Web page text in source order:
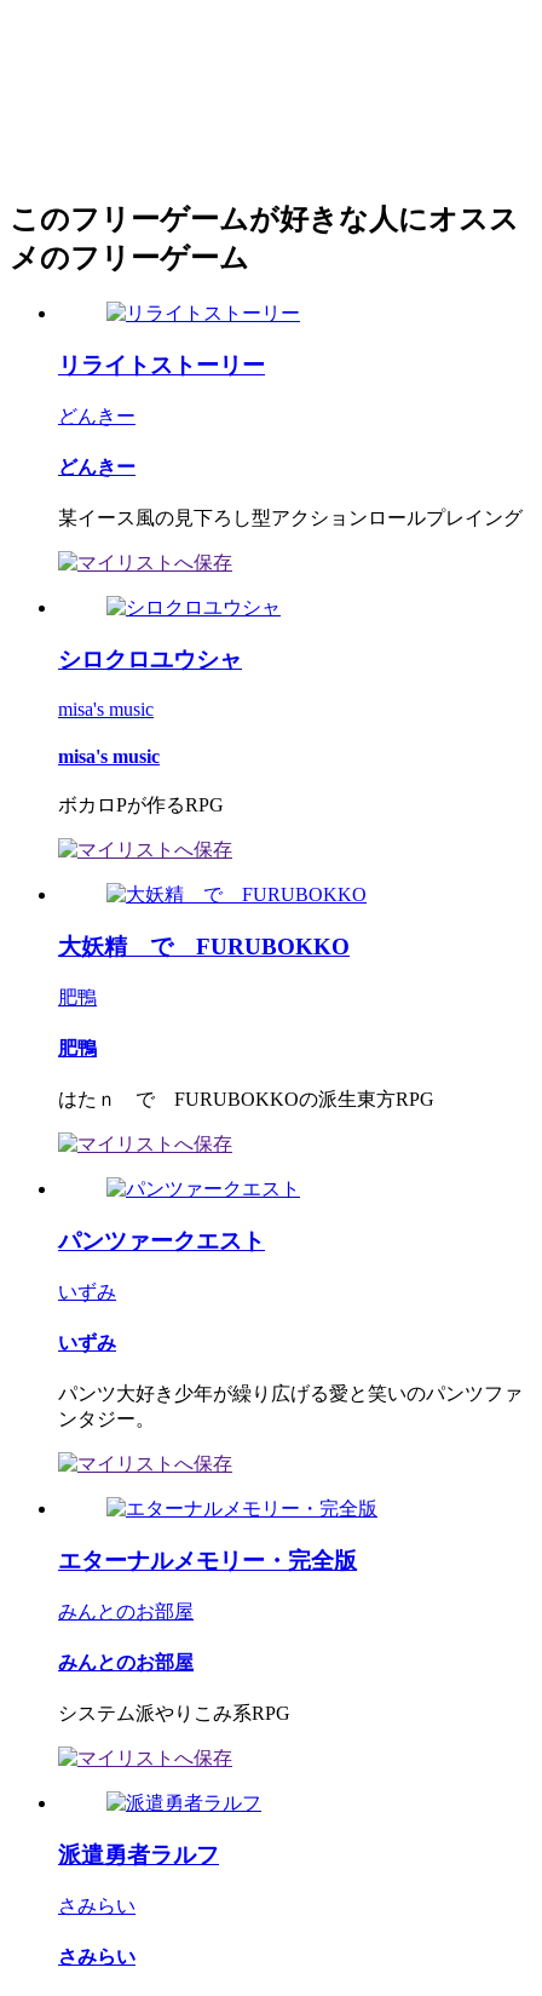
このフリーゲームが好きな人にオスス
メのフリーゲーム
リライトストーリー
どんきー
どんきー
某イース風の見下ろし型アクションロールプレイング
シロクロユウシャ
misa's music
misa's music
ボカロPが作るRPG
大妖精 で FURUBOKKO
肥鴨
肥鴨
はたｎ で FURUBOKKOの派生東方RPG
パンツァークエスト
いずみ
いずみ
パンツ大好き少年が繰り広げる愛と笑いのパンツファ
ンタジー。
エターナルメモリー・完全版
みんとのお部屋
みんとのお部屋
システム派やりこみ系RPG
派遣勇者ラルフ
さみらい
さみらい